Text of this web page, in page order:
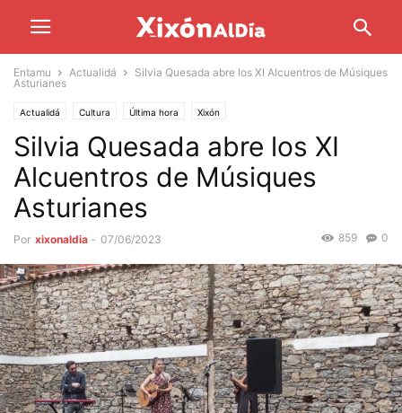
Entamu Actualidá
Silvia Quesada abre los XI Alcuentros de Músiques
Asturianes
Actualidá Cultura Última hora Xixón
Silvia Quesada abre los XI
Alcuentros de Músiques
Asturianes
Por xixonaldia - 07/06/2023 0
859